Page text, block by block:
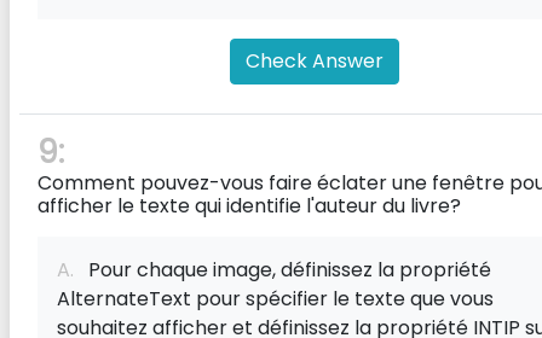
Check Answer
9:
Comment pouvez-vous faire éclater une fenêtre
afficher le texte qui identifie l'auteur du livre?
A. Pour chaque image, définissez la propriété
AlternateText pour spécifier le texte que vous
souhaitez afficher et définissez la propriété INTIP